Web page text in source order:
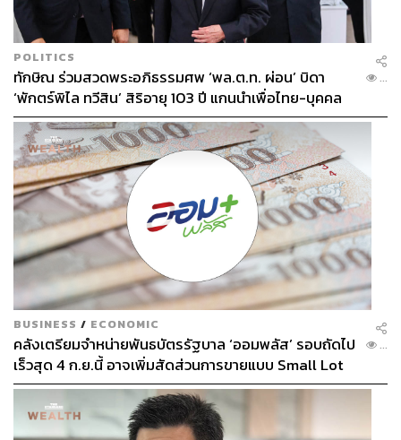
POLITICS
ทักษิณ ร่วมสวดพระอภิธรรมศพ ‘พล.ต.ท. ผ่อน’ บิดา
‘พักตร์พิไล ทวีสิน’ สิริอายุ 103 ปี แกนนำเพื่อไทย-บุคคล
หลากวงการร่วมอาลัย
...
BUSINESS / ECONOMIC
คลังเตรียมจำหน่ายพันธบัตรรัฐบาล ‘ออมพลัส’ รอบถัดไป
เร็วสุด 4 ก.ย.นี้ อาจเพิ่มสัดส่วนการขายแบบ Small Lot
First มากขึ้น
...